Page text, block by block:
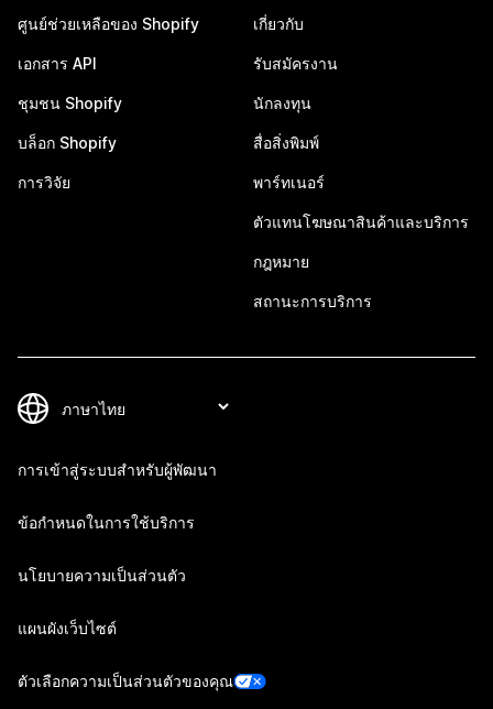
ศูนย์ช่วยเหลือของ Shopify
เอกสาร API
ชุมชน Shopify
บล็อก Shopify
การวิจัย
เกี่ยวกับ
รับสมัครงาน
นักลงทุน
สื่อสิ่งพิมพ์
พาร์ทเนอร์
ตัวแทนโฆษณาสินค้าและบริการ
กฎหมาย
สถานะการบริการ
การเข้าสู่ระบบสำหรับผู้พัฒนา
ข้อกำหนดในการใช้บริการ
นโยบายความเป็นส่วนตัว
แผนผังเว็บไซต์
ตัวเลือกความเป็นส่วนตัวของคุณ